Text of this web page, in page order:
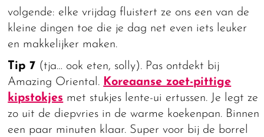
volgende: elke vrijdag fluistert ze ons een van de
kleine dingen toe die je dag net even iets leuker
en makkelijker maken.
Tip 7 (tja… ook eten, solly). Pas ontdekt bij
Amazing Oriental. Koreaanse zoet-pittige
kipstokjes met stukjes lente-ui ertussen. Je legt ze
zo uit de diepvries in de warme koekenpan. Binnen
een paar minuten klaar. Super voor bij de borrel